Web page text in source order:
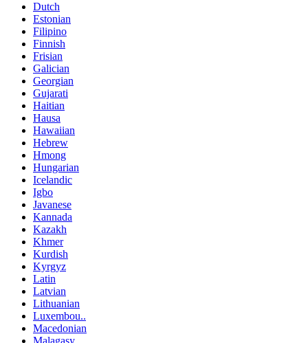
Dutch
Estonian
Filipino
Finnish
Frisian
Galician
Georgian
Gujarati
Haitian
Hausa
Hawaiian
Hebrew
Hmong
Hungarian
Icelandic
Igbo
Javanese
Kannada
Kazakh
Khmer
Kurdish
Kyrgyz
Latin
Latvian
Lithuanian
Luxembou..
Macedonian
Malagasy